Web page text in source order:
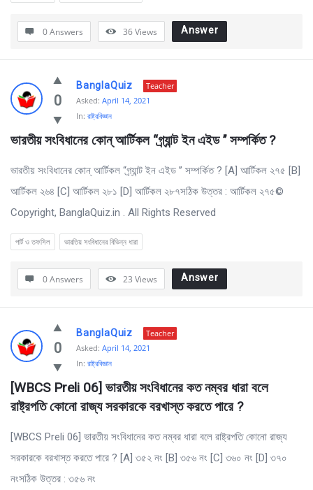
0 Answers 36Views Answer
0
BanglaQuiz
Teacher
Asked: April 14, 2021
In: রাষ্ট্রবিজ্ঞান
ভারতীয় সংবিধানের কোন্ আর্টিকল “গ্র্যান্ট ইন এইড ’’ সম্পর্কিত ?
ভারতীয় সংবিধানের কোন্ আর্টিকল “গ্র্যান্ট ইন এইড ’’ সম্পর্কিত ? [A] আর্টিকল ২৭৫ [B]
আর্টিকল ২৬৪ [C] আর্টিকল ২৮১ [D] আর্টিকল ২৮৭সঠিক উত্তর : আর্টিকল ২৭৫©
Copyright, BanglaQuiz.in . All Rights Reserved
পার্ট ও তফসিল ভারতিয় সংবিধানের বিভিন্ন ধারা
0 Answers 23 Views Answer
0
BanglaQuiz
Teacher
Asked: April 14, 2021
In: রাষ্ট্রবিজ্ঞান
[WBCS Preli 06] ভারতীয় সংবিধানের কত নম্বর ধারা বলে
রাষ্ট্রপতি কোনো রাজ্য সরকারকে বরখাস্ত করতে পারে ?
[WBCS Preli 06] ভারতীয় সংবিধানের কত নম্বর ধারা বলে রাষ্ট্রপতি কোনো রাজ্য
সরকারকে বরখাস্ত করতে পারে ? [A] ৩৫২ নং [B] ৩৫৬ নং [C] ৩৬০ নং [D] ৩৭০
নংসঠিক উত্তর : ৩৫৬ নং